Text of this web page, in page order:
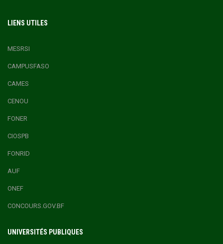
LIENS UTILES
MESRSI
CAMPUSFASO
CAMES
CENOU
FONER
CIOSPB
FONRID
AUF
ONEF
CONCOURS.GOV.BF
UNIVERSITÉS PUBLIQUES